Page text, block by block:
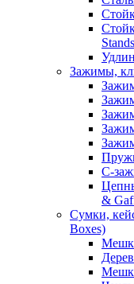
Зажимы,
С-
&
Сумки,
Boxes)